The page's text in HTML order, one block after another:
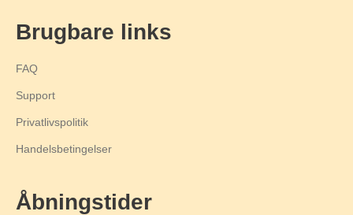
Brugbare links
FAQ
Support
Privatlivspolitik
Handelsbetingelser
Åbningstider